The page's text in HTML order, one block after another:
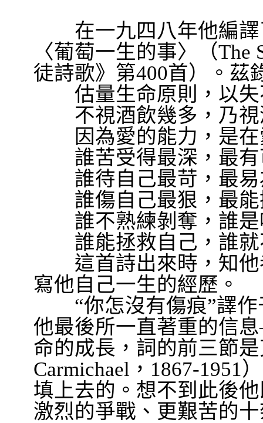
在一九四八年他編譯
〈葡萄一生的事〉（The
徒詩歌》第400首）。茲
估量生命原則，以失
不視酒飲幾多，乃視
因為愛的能力，是在
誰苦受得最深，最有
誰待自己最苛，最易
誰傷自己最狠，最能
誰不熟練剝奪，誰是
誰能拯救自己，誰就
這首詩出來時，知他
寫他自己一生的經歷。
“你怎沒有傷痕”譯
他最後所一直著重的信息
命的成長，詞的前三節
Carmichael ， 1867-1951
填上去的。想不到此後
激烈的爭戰、更艱苦的